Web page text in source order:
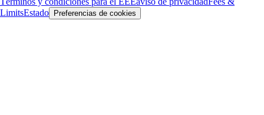
LimitsEstado Preferencias de cookies